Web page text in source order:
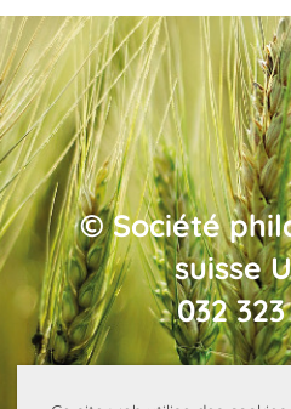
© Société
suisse
032